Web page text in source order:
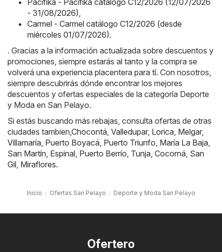
Pacifika - Pacifika catálogo C12/2026 (12/07/2026
- 31/08/2026),
Carmel - Carmel catálogo C12/2026 (desde
miércoles 01/07/2026).
. Gracias a la información actualizada sobre descuentos y
promociones, siempre estarás al tanto y la compra se
volverá una experiencia placentera para tí. Con nosotros,
siempre descubrirás dónde encontrar los mejores
descuentos y ofertas especiales de la categoría Deporte
y Moda en San Pelayo.
Si estás buscando más rebajas, consulta ofertas de otras
ciudades tambien,Chocontá, Valledupar, Lorica, Melgar,
Villamaría, Puerto Boyacá, Puerto Triunfo, María La Baja,
San Martín, Espinal, Puerto Berrío, Tunja, Cocorná, San
Gil, Miraflores.
Inicio Ofertas San Pelayo Deporte y Moda San Pelayo
Ofertero